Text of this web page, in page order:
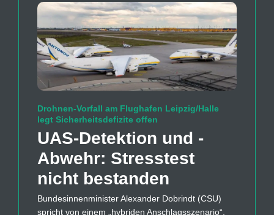
Drohnen-Vorfall am Flughafen Leipzig/Halle
legt Sicherheitsdefizite offen
UAS-Detektion und -
Abwehr: Stresstest
nicht bestanden
Bundesinnenminister Alexander Dobrindt (CSU)
spricht von einem „hybriden Anschlagsszenario“,